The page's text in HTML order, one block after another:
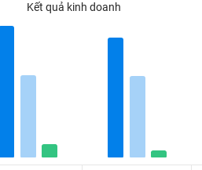
Kết quả kinh doanh